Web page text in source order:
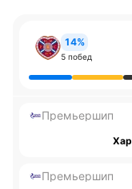
14%
5 побед
Премьершип
Премьершип